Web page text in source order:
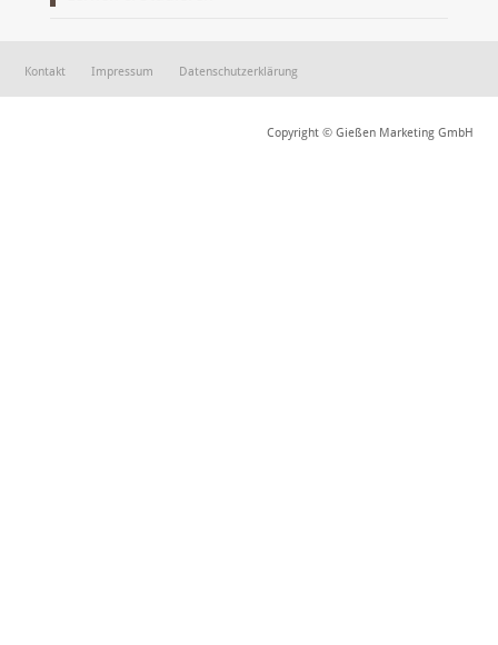
Kontakt Impressum Datenschutzerklärung
Copyright © Gießen Marketing GmbH